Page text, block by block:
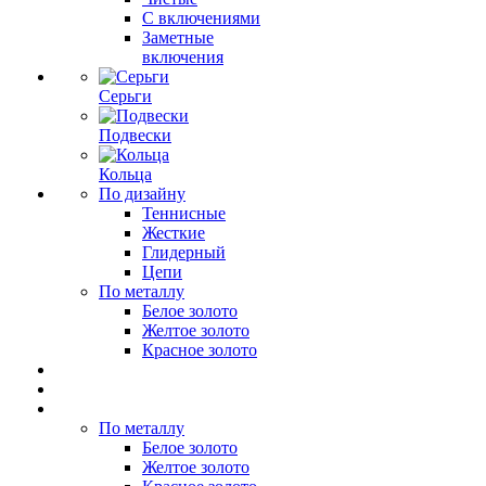
С включениями
Заметные
включения
Серьги
Подвески
Кольца
По дизайну
Теннисные
Жесткие
Глидерный
Цепи
По металлу
Белое золото
Желтое золото
Красное золото
По металлу
Белое золото
Желтое золото